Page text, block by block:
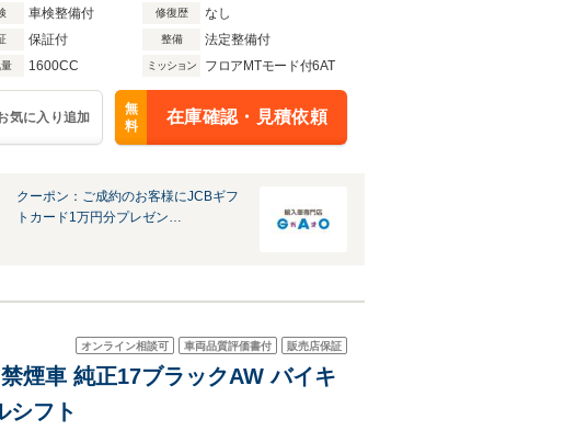
車検整備付 修復歴 なし
保証付 整備 法定整備付
1600CC ミッション フロアMTモード付6AT
気に入り追加
無
料
在庫確認・見積依頼
クーポン：ご成約のお客様にJCBギフ
トカード1万円分プレゼン…
オンライン相談可 車両品質評価書付 販売店保証
煙車 純正17ブラックAW バイキ
シフト